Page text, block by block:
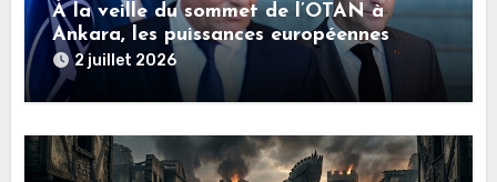
À la veille du sommet de l’OTAN à
Ankara, les puissances européennes
poussent la guerre en Ukraine vers un
conflit direct avec la Russie
2 juillet 2026